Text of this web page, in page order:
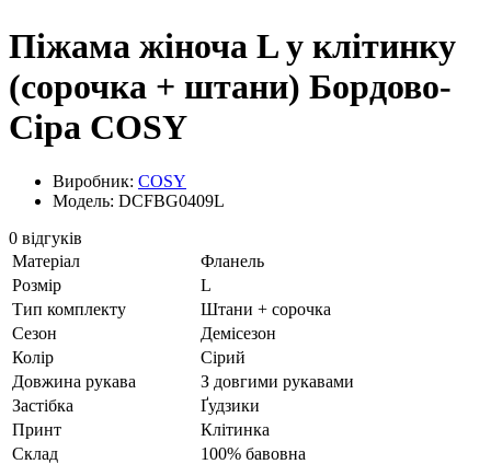
Піжама жіноча L у клітинку
(сорочка + штани) Бордово-
Сіра COSY
Виробник: COSY
Модель: DCFBG0409L
0 відгуків
Матеріал
Фланель
Розмір
L
Тип комплекту
Штани + сорочка
Сезон
Демісезон
Колір
Сірий
Довжина рукава
З довгими рукавами
Застібка
Ґудзики
Принт
Клітинка
Склад
100% бавовна